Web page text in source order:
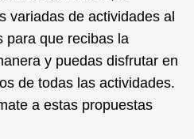
variadas de actividades al
para que recibas la
y puedas disfrutar en
de todas las actividades.
a estas propuestas